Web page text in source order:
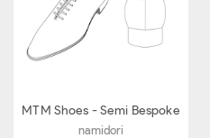
MTM Shoes - Semi Bespoke
namidori